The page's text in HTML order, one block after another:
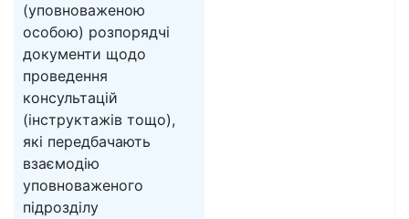
(уповноваженою
особою) розпорядчі
документи щодо
проведення
консультацій
(інструктажів тощо),
які передбачають
взаємодію
уповноваженого
підрозділу